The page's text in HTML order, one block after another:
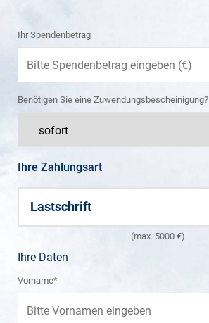
Ihr Spendenbetrag
Benötigen Sie eine Zuwendungsbescheinigung?
Ihre Zahlungsart
Lastschrift
(max. 5000 €)
Ihre Daten
Vorname*